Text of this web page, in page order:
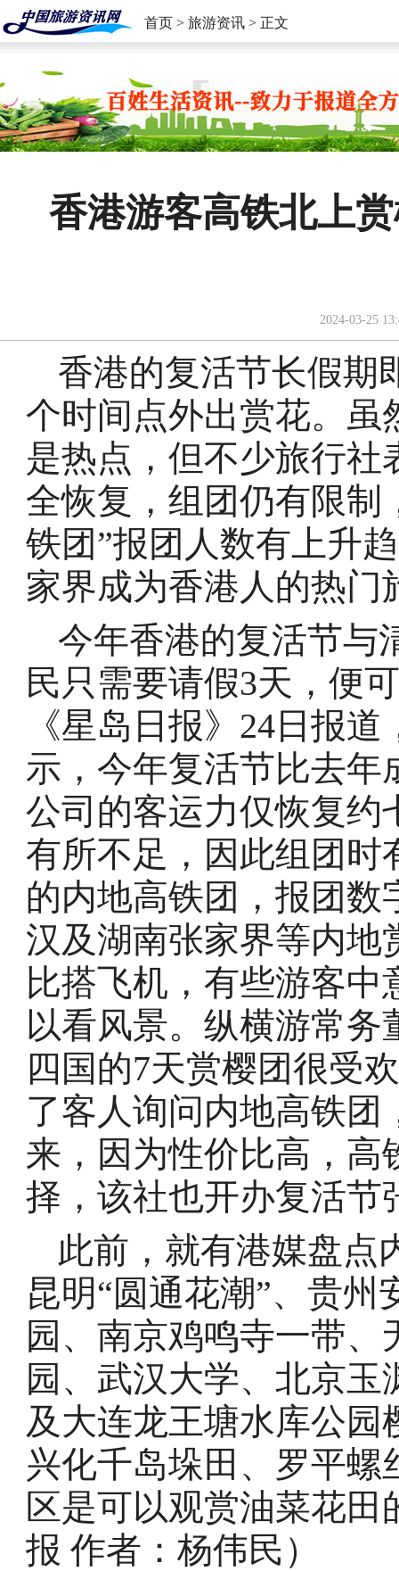
首页 > 旅游资讯 > 正文
香港游客高铁北上
2024-03-25
香港的复活节长假期
个时间点外出赏花。虽
是热点，但不少旅行
全恢复，组团仍有限制
铁团”报团人数有上升
家界成为香港人的热门
今年香港的复活节与
民只需要请假3天，便
《星岛日报》24日报
示，今年复活节比去年
公司的客运力仅恢复约
有所不足，因此组团时
的内地高铁团，报团
汉及湖南张家界等内地
比搭飞机，有些游客
以看风景。纵横游常
四国的7天赏樱团很受
了客人询问内地高铁
来，因为性价比高，高
择，该社也开办复活节
此前，就有港媒盘点
昆明“圆通花潮”、贵
园、南京鸡鸣寺一带
园、武汉大学、北京
及大连龙王塘水库公
兴化千岛垛田、罗平
区是可以观赏油菜花
报 作者：杨伟民）